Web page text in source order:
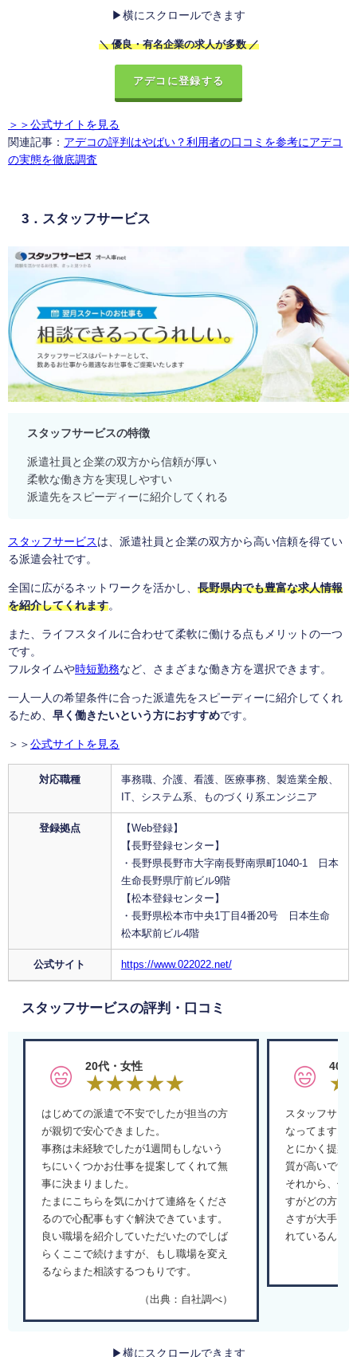
▶横にスクロールできます
＼ 優良・有名企業の求人が多数 ／
アデコに登録する
＞＞公式サイトを見る
関連記事： アデコの評判はやばい？利用者の口コミを参考にアデコ
の実態を徹底調査
3．スタッフサービス
スタッフサービスの特徴
派遣社員と企業の双方から信頼が厚い
柔軟な働き方を実現しやすい
派遣先をスピーディーに紹介してくれる
スタッフサービス は、派遣社員と企業の双方から高い信頼を得てい
る派遣会社です。
全国に広がるネットワークを活かし、 長野県内でも豊富な求人情報
を紹介してくれます
また、ライフスタイルに合わせて柔軟に働ける点もメリットの一つ
です。
フルタイムや時短勤務など、さまざまな働き方を選択できます。
一人一人の希望条件に合った派遣先をスピーディーに紹介してくれ
るため、 早く働きたいという方におすすめです。
＞＞ 公式サイトを見る
対応職種
事務職、介護、看護、医療事務、製造業全般、
IT、システム系、ものづくり系エンジニア
登録拠点
【Web登録】
【長野登録センター】
・長野県長野市大字南長野南県町1040-1 日本
生命長野県庁前ビル9階
【松本登録センター】
・長野県松本市中央1丁目4番20号 日本生命
松本駅前ビル4階
公式サイト https://www.022022.net/
スタッフサービスの評判・口コミ
20代・女性
はじめての派遣で不安でしたが担当の方
が親切で安心できました。
事務は未経験でしたが1週間もしないう
ちにいくつかお仕事を提案してくれて無
事に決まりました。
たまにこちらを気にかけて連絡をくださ
るので心配事もすぐ解決できています。
良い職場を紹介していただいたのでしば
らくここで続けますが、もし職場を変え
るならまた相談するつもりです。
（出典：自社調べ）
40代
スタッフサー
なってます。
とにかく提案
質が高いです。
それから、何
すがどの方も
さすが大手だ
れているんだ
▶横にスクロールできます